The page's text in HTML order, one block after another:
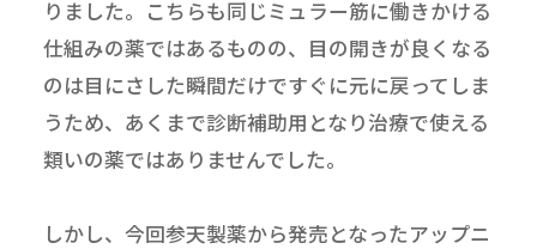
りました。こちらも同じミュラー筋に働きかける
仕組みの薬ではあるものの、目の開きが良くなる
のは目にさした瞬間だけですぐに元に戻ってしま
うため、あくまで診断補助用となり治療で使える
類いの薬ではありませんでした。
しかし、今回参天製薬から発売となったアップニ